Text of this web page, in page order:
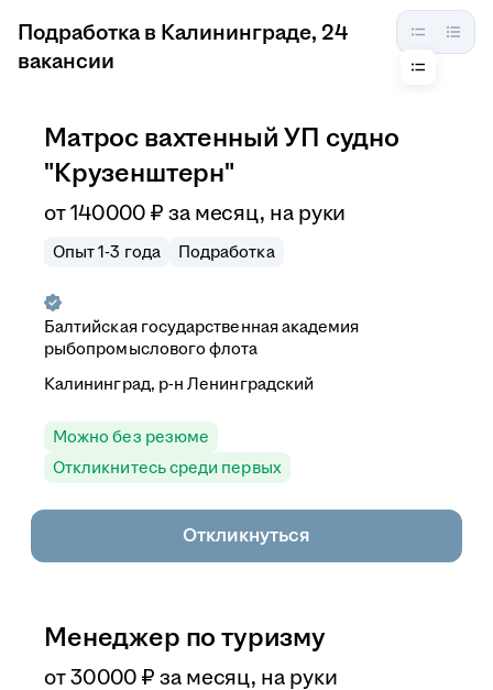
Подработка в Калининграде, 24
вакансии
Матрос вахтенный УП судно
"Крузенштерн"
от140 000 ₽ за месяц, на руки
Опыт 1-3 года Подработка
Балтийская государственная академия
рыбопромыслового флота
Калининград, р-н Ленинградский
Можно без резюме
Откликнитесь среди первых
Откликнуться
Менеджер по туризму
от30 000 ₽ за месяц, на руки